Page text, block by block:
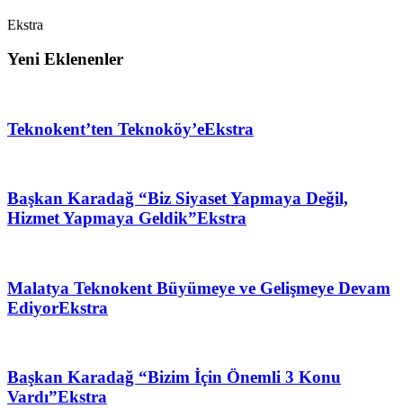
Ekstra
Yeni Eklenenler
Teknokent’ten Teknoköy’eEkstra
Başkan Karadağ “Biz Siyaset Yapmaya Değil,
Hizmet Yapmaya Geldik”Ekstra
Malatya Teknokent Büyümeye ve Gelişmeye Devam
EdiyorEkstra
Başkan Karadağ “Bizim İçin Önemli 3 Konu
Vardı”Ekstra